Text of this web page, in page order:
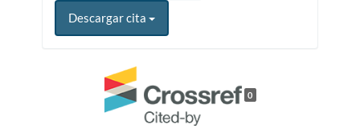
Descargar cita
0